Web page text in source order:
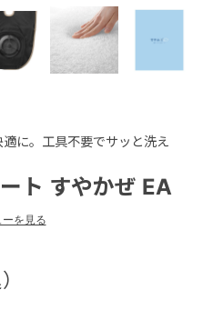
ト すやかぜ EA
を見る
に。工具不要でサッと洗え